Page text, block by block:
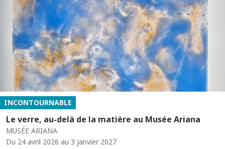
INCONTOURNABLE
Le verre, au-delà de la matière au Musée Ariana
MUSÉE ARIANA
Du 24 avril 2026 au 3 janvier 2027